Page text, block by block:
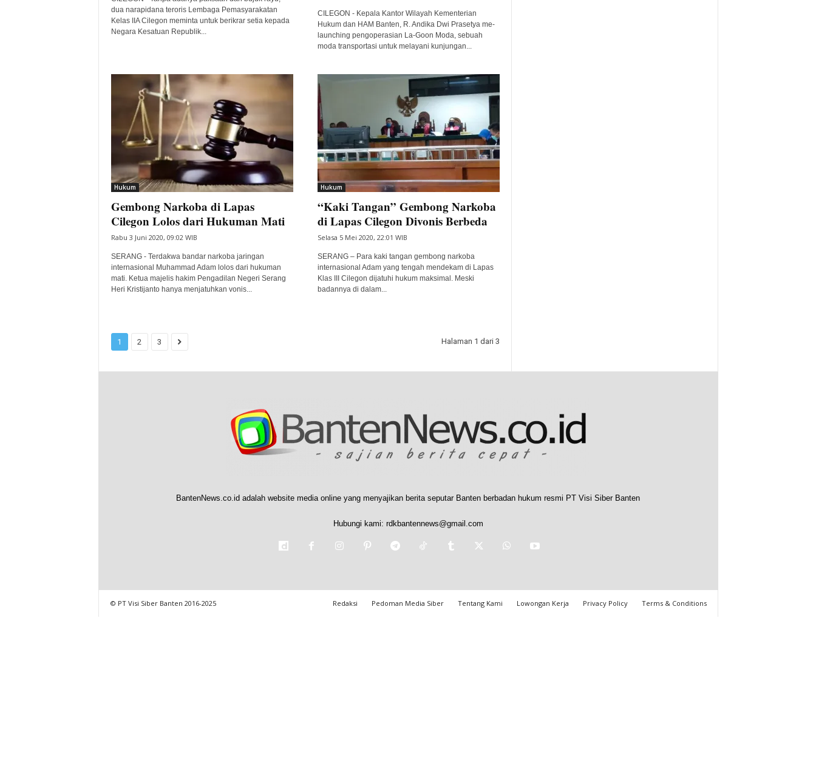
dua narapidana teroris Lembaga Pemasyarakatan
Kelas IIA Cilegon meminta untuk berikrar setia kepada
Negara Kesatuan Republik...
CILEGON - Kepala Kantor Wilayah Kementerian
Hukum dan HAM Banten, R. Andika Dwi Prasetya me-
launching pengoperasian La-Goon Moda, sebuah
moda transportasi untuk melayani kunjungan...
Hukum
Gembong Narkoba di Lapas
Cilegon Lolos dari Hukuman Mati
Rabu 3 Juni 2020, 09:02 WIB
SERANG - Terdakwa bandar narkoba jaringan
internasional Muhammad Adam lolos dari hukuman
mati. Ketua majelis hakim Pengadilan Negeri Serang
Heri Kristijanto hanya menjatuhkan vonis...
Hukum
“Kaki Tangan” Gembong Narkoba
di Lapas Cilegon Divonis Berbeda
Selasa 5 Mei 2020, 22:01 WIB
SERANG – Para kaki tangan gembong narkoba
internasional Adam yang tengah mendekam di Lapas
Klas III Cilegon dijatuhi hukum maksimal. Meski
badannya di dalam...
1 2 3 Halaman 1 dari 3
BantenNews.co.id adalah website media online yang menyajikan berita seputar Banten berbadan hukum resmi PT Visi Siber Banten
Hubungi kami: rdkbantennews@gmail.com
Redaksi Pedoman Media Siber Tentang Kami Lowongan Kerja Privacy Policy Terms & Conditions
© PT Visi Siber Banten 2016-2025